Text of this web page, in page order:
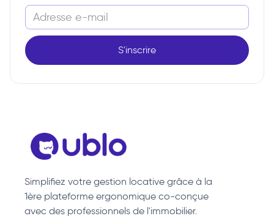
Simplifiez votre gestion locative grâce à la
1ère plateforme ergonomique co-conçue
avec des professionnels de l'immobilier.